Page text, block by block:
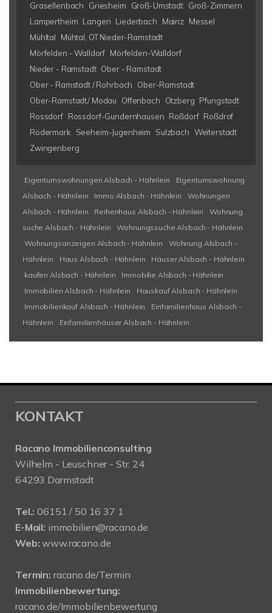
Grasellenbach
Griesheim Groß-Umstadt Groß-Zimmern
Lampertheim Langen Liederbach Mainz Messel
Mühltal
Mühtal, OT Nieder-Ramstadt
Mörfelden - Walldorf Mörfelden-Walldorf
Nieder - Ramstadt Ober - Ramstadt
Ober - Ramstadt / Rohrbach
Ober-Ramstadt
Ober-Ramstadt/ Modau
Offenbach Otzberg Pfungstadt
Rossdorf Rossdorf-Gundernhausen Roßdorf Roßdrof
Rödermark
Seeheim-Jugenheim Sulzbach Weiterstadt
Zwingenberg
Eigentumswohnungen Alsbach - Hähnlein
Eigentumswohnung
Alsbach - Hähnlein
Immo Alsbach - Hähnlein
Wohnungen
Alsbach - Hähnlein
Reihenhaus Alsbach - Hähnlein
Wohnung
suche Alsbach - Hähnlein
Wohnungssuche Alsbach - Hähnlein
Wohnungsanzeigen Alsbach - Hähnlein
Wohnung Alsbach -
Hähnlein
Haus Alsbach - Hähnlein
Häuser Alsbach - Hähnlein
kaufen Alsbach - Hähnlein
Immobilie Alsbach - Hähnlein
Immobilien Alsbach - Hähnlein
Hauskauf Alsbach - Hähnlein
Immobilienkauf Alsbach - Hähnlein
Einfamilienhaus Alsbach -
Hähnlein
Einfamilienhäuser Alsbach - Hähnlein
KONTAKT
Racano Immobilienconsulting
Wilhelm - Leuschner - Str. 24
64293 Darmstadt
Tel.: 06151 / 50 16 37 1
E-Mail: immobilien@racano.de
Web: www.racano.de
Termin: racano.de/Termin
Immobilienbewertung:
racano.de/Immobilienbewertung